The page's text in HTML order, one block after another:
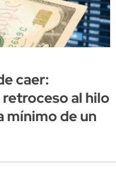
caer:
al hilo
mínimo de un